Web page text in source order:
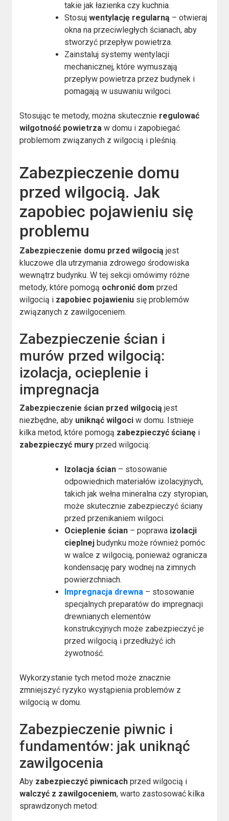
takie jak łazienka czy kuchnia.
Stosujwentylację regularną – otwieraj
okna na przeciwległych ścianach, aby
stworzyć przepływ powietrza.
Zainstaluj systemy wentylacji
mechanicznej, które wymuszają
przepływ powietrza przez budynek i
pomagają w usuwaniu wilgoci.
Stosując te metody, można skutecznie regulować
wilgotność powietrza w domu i zapobiegać
problemom związanych z wilgocią i pleśnią.
Zabezpieczenie domu
przed wilgocią. Jak
zapobiec pojawieniu się
problemu
Zabezpieczenie domu przed wilgocią jest
kluczowe dla utrzymania zdrowego środowiska
wewnątrz budynku. W tej sekcji omówimy różne
metody, które pomogą ochronić dom przed
wilgocią i zapobiec pojawieniu się problemów
związanych z zawilgoceniem.
Zabezpieczenie ścian i
murów przed wilgocią:
izolacja, ocieplenie i
impregnacja
Zabezpieczenie ścian przed wilgocią jest
niezbędne, aby uniknąć wilgoci w domu. Istnieje
kilka metod, które pomogą zabezpieczyć ścianę i
zabezpieczyć mury przed wilgocią:
Izolacja ścian – stosowanie
odpowiednich materiałów izolacyjnych,
takich jak wełna mineralna czy styropian,
może skutecznie zabezpieczyć ściany
przed przenikaniem wilgoci.
Ocieplenie ścian – poprawa izolacji
cieplnej budynku może również pomóc
w walce z wilgocią, ponieważ ogranicza
kondensację pary wodnej na zimnych
powierzchniach.
Impregnacja drewna – stosowanie
specjalnych preparatów do impregnacji
drewnianych elementów
konstrukcyjnych może zabezpieczyć je
przed wilgocią i przedłużyć ich
żywotność.
Wykorzystanie tych metod może znacznie
zmniejszyć ryzyko wystąpienia problemów z
wilgocią w domu.
Zabezpieczenie piwnic i
fundamentów: jak uniknąć
zawilgocenia
Aby zabezpieczyć piwnicach przed wilgocią i
walczyć z zawilgoceniem, warto zastosować kilka
sprawdzonych metod: